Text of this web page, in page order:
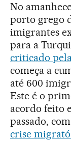
No
porto grego
imigrantes
para a
criticado
começa a
até 600
Este é o
acordo feito
passado,
crise